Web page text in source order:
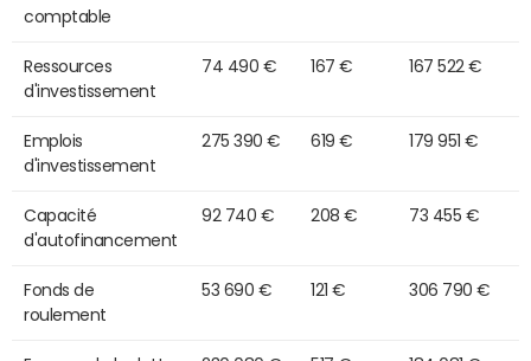
comptable
Ressources
d'investissement
74 490 € 167 € 167 522 €
Emplois
d'investissement
275 390 € 619 € 179 951 €
Capacité
d'autofinancement
92 740 € 208 € 73 455 €
Fonds de
roulement
53 690 € 121 € 306 790 €